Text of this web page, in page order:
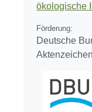
ökologische
Förderung:
Deutsche